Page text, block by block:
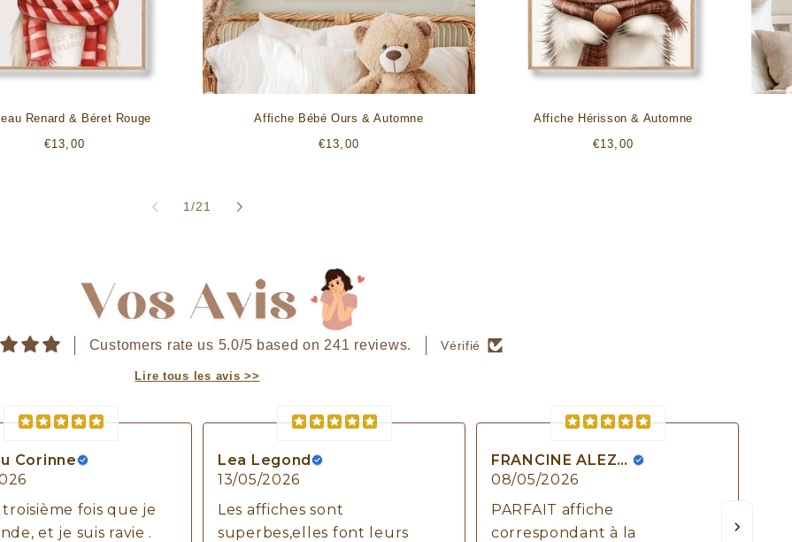
Renard & Béret Rouge
Prix
€13,00
Affiche Bébé Ours & Automne
Prix
€13,00
Affiche Hérisson & Automne
Prix
€13,00
1/de
21
Customers rate us 5.0/5 based on 241 reviews. Vérifié
Lire tous les avis >>
Corinne
troisième fois que je
et je suis ravie .
Lea Legond
13/05/2026
Les affiches sont
superbes,elles font leurs
FRANCINE ALEZARD
08/05/2026
PARFAIT affiche
correspondant à la